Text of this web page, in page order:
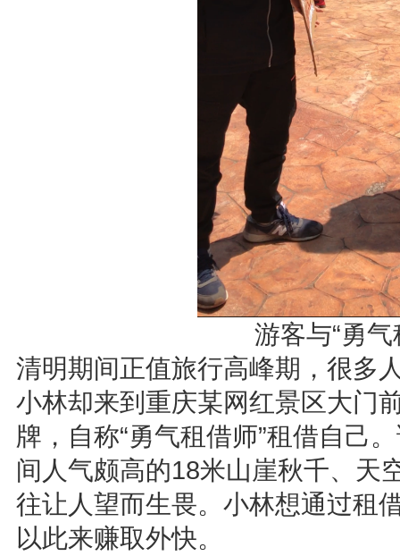
游客与“勇
清明期间正值旅行高峰期，很多
小林却来到重庆某网红景区大门
牌，自称“勇气租借师”租借自己
间人气颇高的18米山崖秋千、天
往让人望而生畏。小林想通过租
以此来赚取外快。